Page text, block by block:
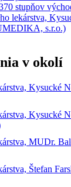
v okolí
Kysucké
Kysucké
MUDr.
Štefan